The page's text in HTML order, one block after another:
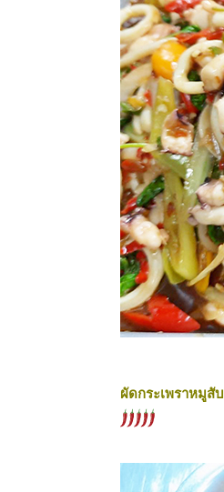
ผัดกระเพราหมูสับ